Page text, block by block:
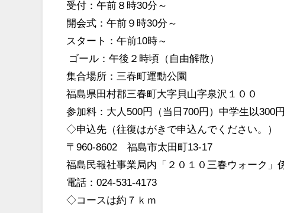
受付：午前８時30分～
開会式：午前９時30分～
スタート：午前10時～
ゴール：午後２時頃（自由解散）
集合場所：三春町運動公園
福島県田村郡三春町大字貝山字泉沢１００
参加料：大人500円（当日700円）中学生以300
◇申込先（往復はがきで申込んでください。）
〒960-8602 福島市太田町13-17
福島民報社事業局内「２０１０三春ウォーク」
電話：024-531-4173
◇コースは約７ｋｍ